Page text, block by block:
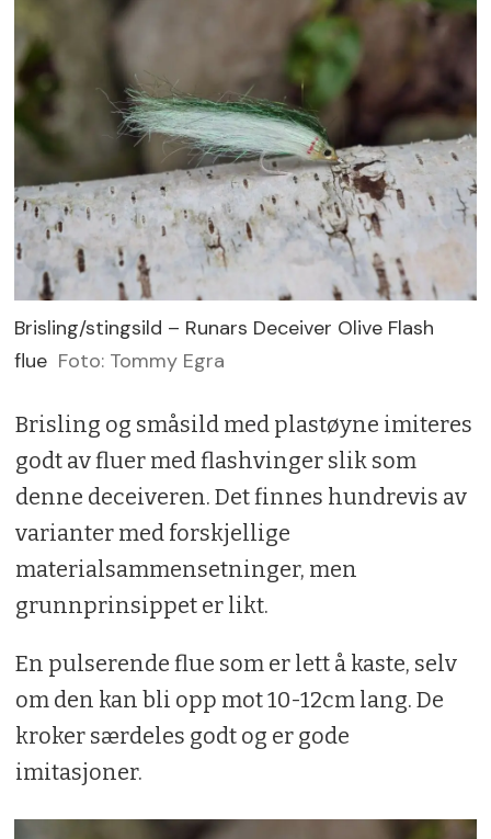
Brisling/stingsild – Runars Deceiver Olive Flash
flue Foto: Tommy Egra
Brisling og småsild med plastøyne imiteres
godt av fluer med flashvinger slik som
denne deceiveren. Det finnes hundrevis av
varianter med forskjellige
materialsammensetninger, men
grunnprinsippet er likt.
En pulserende flue som er lett å kaste, selv
om den kan bli opp mot 10-12cm lang. De
kroker særdeles godt og er gode
imitasjoner.